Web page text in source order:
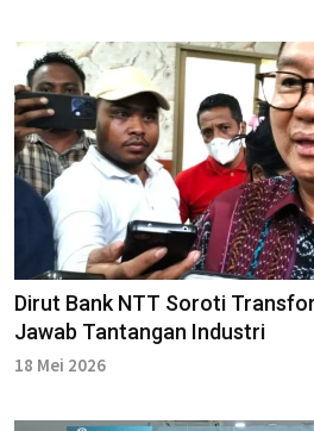
Dirut Bank NTT Soroti Transformasi Kelembagaan
Jawab Tantangan Industri
18 Mei 2026